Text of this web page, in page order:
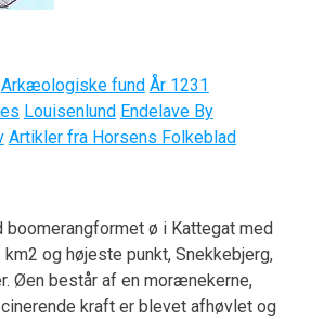
Arkæologiske fund År 1231
Louisenlund Endelave By
Artikler fra Horsens Folkeblad
boomerangformet ø i Kattegat med
og højeste punkt, Snekkebjerg,
Øen består af en morænekerne,
kraft er blevet afhøvlet og